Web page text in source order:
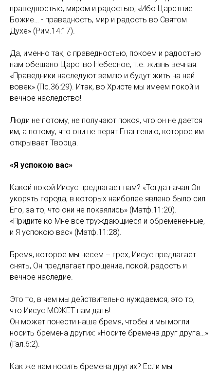
праведностью, миром и радостью, «Ибо Царствие
Божие… - праведность, мир и радость во Святом
Духе» (Рим.14:17).
Да, именно так, с праведностью, покоем и радостью
нам обещано Царство Небесное, т.е. жизнь вечная:
«Праведники наследуют землю и будут жить на ней
вовек» (Пс.36:29). Итак, во Христе мы имеем покой и
вечное наследство!
Люди не потому, не получают покоя, что он не дается
им, а потому, что они не верят Евангелию, которое им
открывает Творца.
«Я успокою вас»
Какой покой Иисус предлагает нам? «Тогда начал Он
укорять города, в которых наиболее явлено было сил
Его, за то, что они не покаялись» (Матф.11:20).
«Придите ко Мне все труждающиеся и обремененные,
и Я успокою вас» (Матф.11:28).
Бремя, которое мы несем – грех, Иисус предлагает
снять, Он предлагает прощение, покой, радость и
вечное наследие.
Это то, в чем мы действительно нуждаемся, это то,
что Иисус МОЖЕТ нам дать!
Он может понести наше бремя, чтобы и мы могли
носить бремена других: «Носите бремена друг друга…»
(Гал.6:2).
Как же нам носить бремена других? Если мы